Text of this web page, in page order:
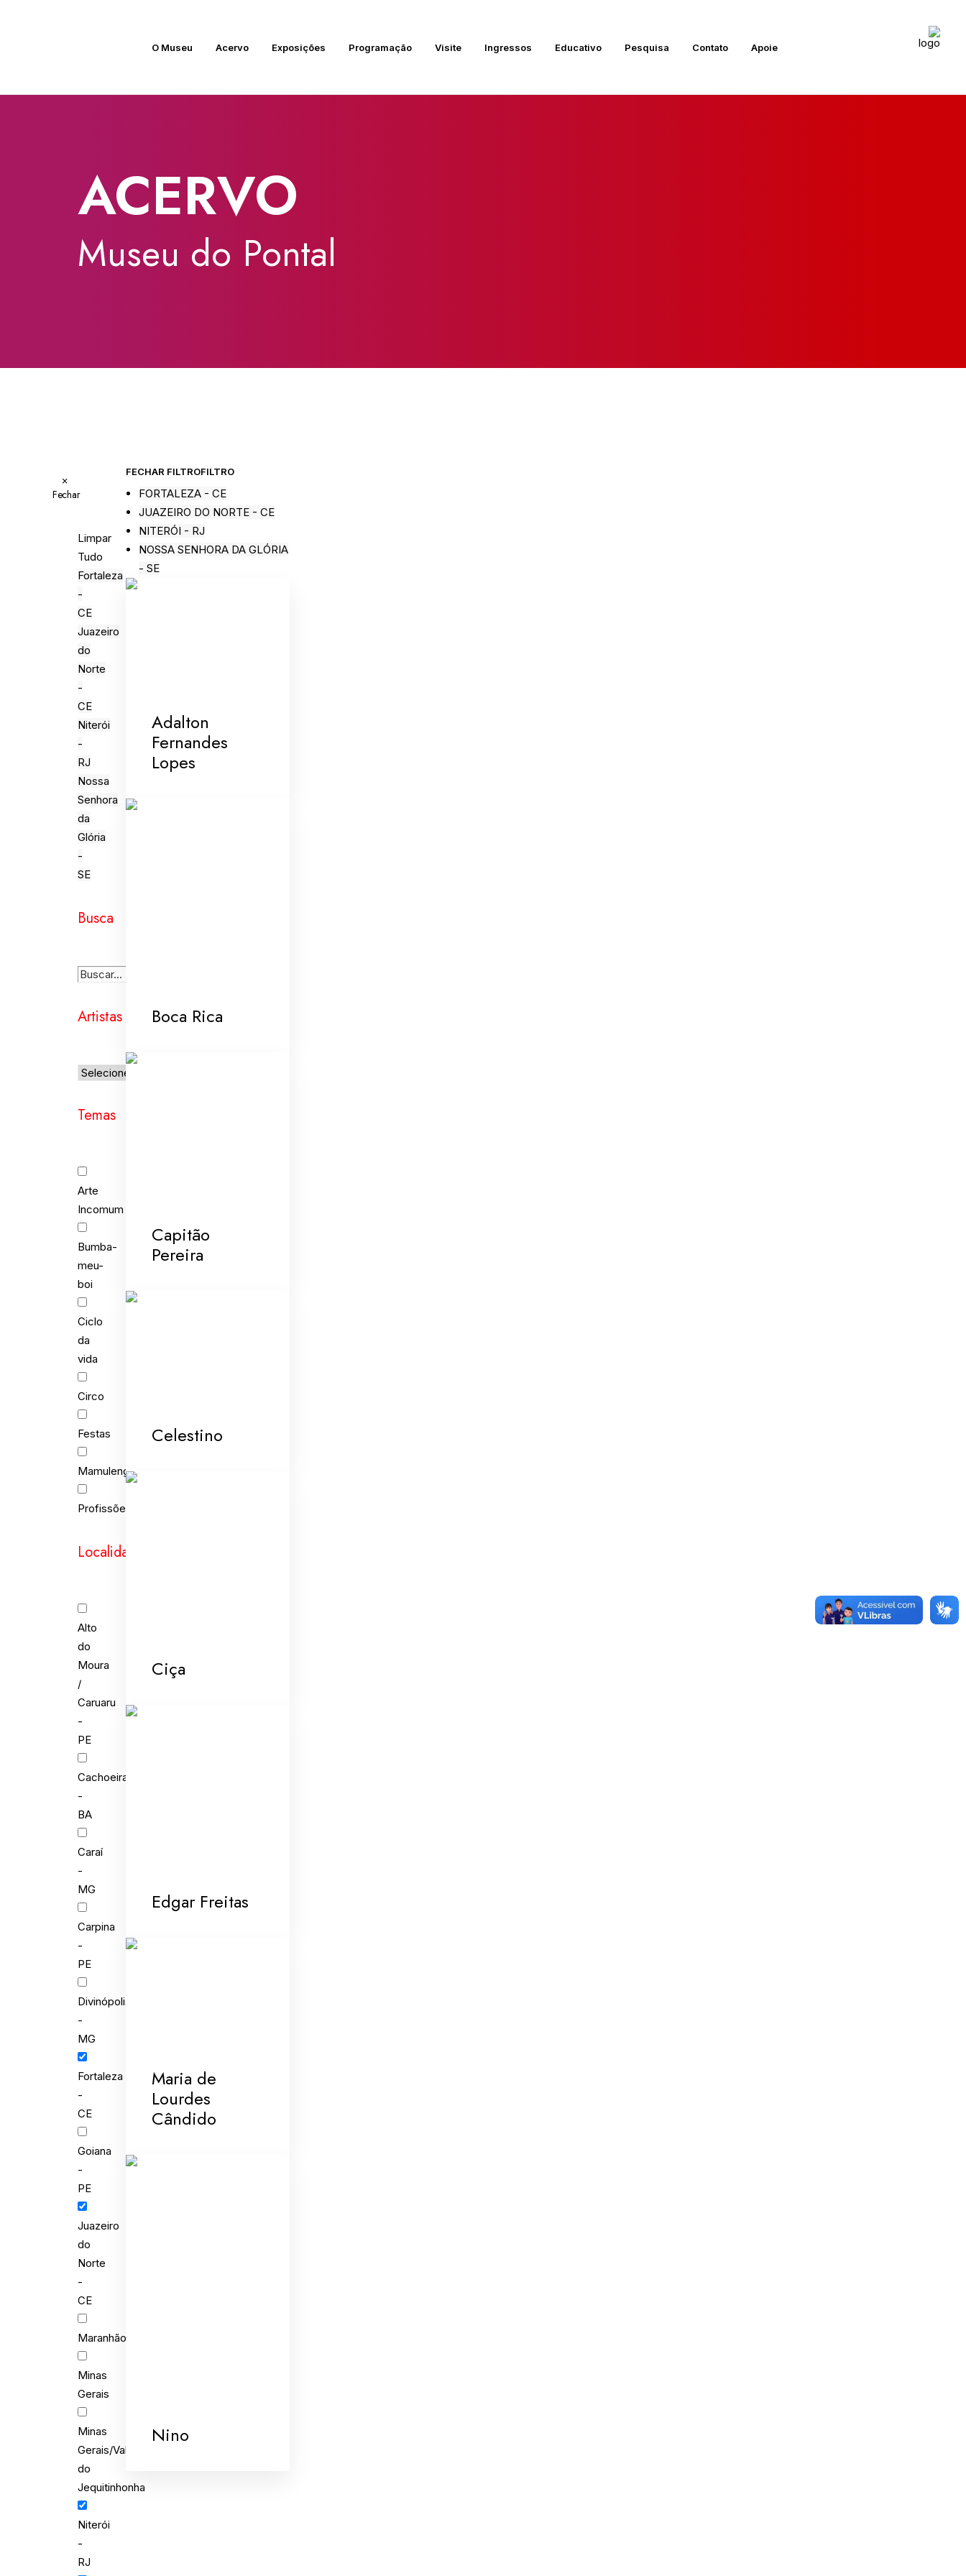
O Museu Acervo Exposições Programação Visite Ingressos Educativo Pesquisa Contato Apoie
ACERVO
Museu do Pontal
×
Fechar
Limpar
Tudo
Fortaleza
-
CE
Juazeiro
do
Norte
-
CE
Niterói
-
RJ
Nossa
Senhora
da
Glória
-
SE
Busca
Artistas
Temas
Arte
Incomum
Bumba-
meu-
boi
Ciclo
da
vida
Circo
Festas
Mamulengo
Profissões
Localidades
Alto
do
Moura
/
Caruaru
-
PE
Cachoeira
-
BA
Caraí
-
MG
Carpina
-
PE
Divinópolis
-
MG
Fortaleza
-
CE
Goiana
-
PE
Juazeiro
do
Norte
-
CE
Maranhão
Minas
Gerais
Minas
Gerais/Vale
do
Jequitinhonha
Niterói
-
RJ
FECHAR FILTROFILTRO
FORTALEZA - CE
JUAZEIRO DO NORTE - CE
NITERÓI - RJ
NOSSA SENHORA DA GLÓRIA
- SE
Adalton
Fernandes
Lopes
Boca Rica
Capitão
Pereira
Celestino
Ciça
Edgar Freitas
Maria de
Lourdes
Cândido
Nino